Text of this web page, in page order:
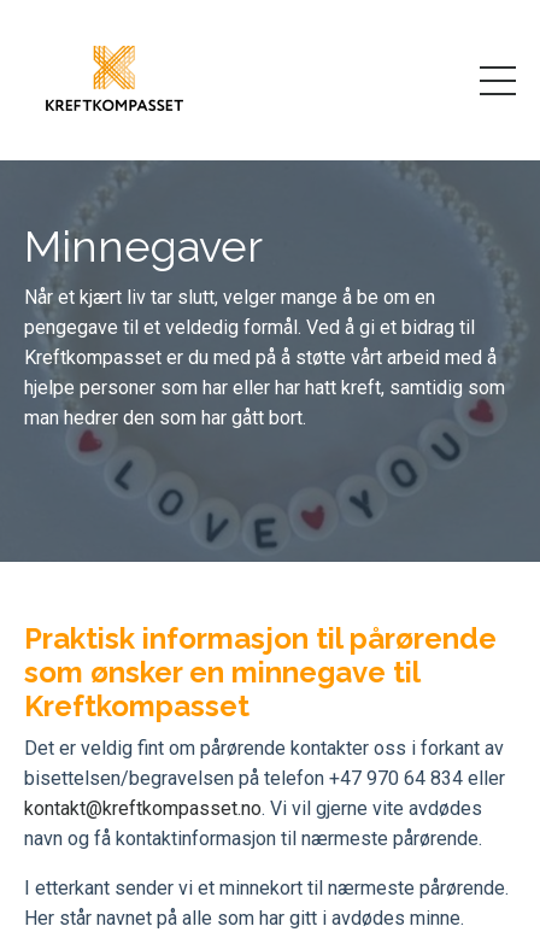
Minnegaver
Når et kjært liv tar slutt, velger mange å be om en
pengegave til et veldedig formål. Ved å gi et bidrag til
Kreftkompasset er du med på å støtte vårt arbeid med å
hjelpe personer som har eller har hatt kreft, samtidig som
man hedrer den som har gått bort.
Praktisk informasjon til pårørende
som ønsker en minnegave til
Kreftkompasset
Det er veldig fint om pårørende kontakter oss i forkant av
bisettelsen/begravelsen på telefon +47 970 64 834 eller
kontakt@kreftkompasset.no. Vi vil gjerne vite avdødes
navn og få kontaktinformasjon til nærmeste pårørende.
I etterkant sender vi et minnekort til nærmeste pårørende.
Her står navnet på alle som har gitt i avdødes minne.